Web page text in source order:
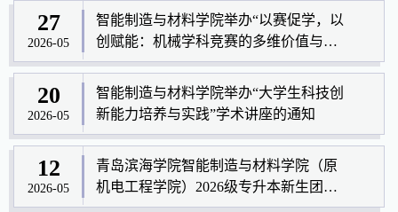
27
2026-05
智能制造与材料学院举办“以赛促学，以
创赋能：机械学科竞赛的多维价值与参
与技巧...
20
2026-05
智能制造与材料学院举办“大学生科技创
新能力培养与实践”学术讲座的通知
12
2026-05
青岛滨海学院智能制造与材料学院（原
机电工程学院）2026级专升本新生团关
系转接通...